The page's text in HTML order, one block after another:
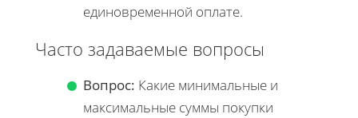
единовременной оплате.
Часто задаваемые вопросы
Вопрос: Какие минимальные и
максимальные суммы покупки